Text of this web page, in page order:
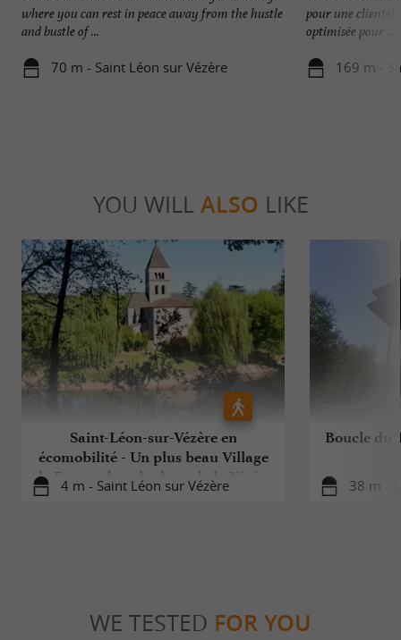
where you can rest in peace away from the hustle
and bustle of ...
70 m - Saint Léon sur Vézère
pour une
optimisée pour ...
169 m -
YOU WILL ALSO LIKE
Saint-Léon-sur-Vézère en
écomobilité - Un plus beau Village
de France dans les bras de la Vézère
4 m - Saint Léon sur Vézère
Boucle du
38 m -
WE TESTED FOR YOU